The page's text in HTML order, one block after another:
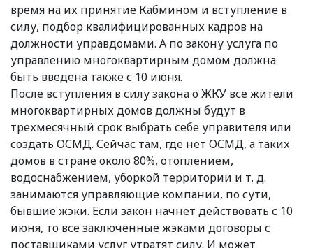
время на их принятие Кабмином и вступление в
силу, подбор квалифицированных кадров на
должности управдомами. А по закону услуга по
управлению многоквартирным домом должна
быть введена также с 10 июня.
После вступления в силу закона о ЖКУ все жители
многоквартирных домов должны будут в
трехмесячный срок выбрать себе управителя или
создать ОСМД. Сейчас там, где нет ОСМД, а таких
домов в стране около 80%, отоплением,
водоснабжением, уборкой территории и т. д.
занимаются управляющие компании, по сути,
бывшие жэки. Если закон начнет действовать с 10
июня, то все заключенные жэками договоры с
поставщиками услуг утратят силу. И может